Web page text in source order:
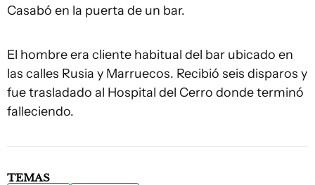
Casabó en la puerta de un bar.
El hombre era cliente habitual del bar ubicado en
las calles Rusia y Marruecos. Recibió seis disparos y
fue trasladado al Hospital del Cerro donde terminó
falleciendo.
TEMAS